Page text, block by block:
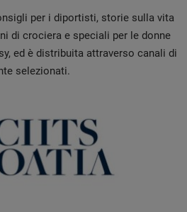
per i diportisti, storie sulla vita
di crociera e speciali per le donne
ed è distribuita attraverso canali di
selezionati.